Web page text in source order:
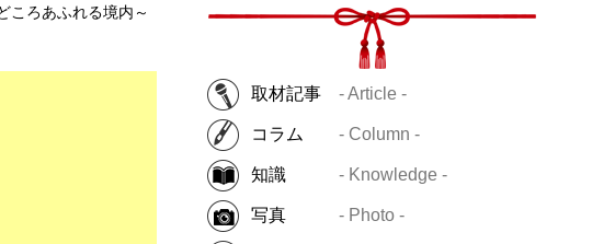
取材記事 - Article -
コラム - Column -
知識 - Knowledge -
写真 - Photo -
ころあふれる境内～